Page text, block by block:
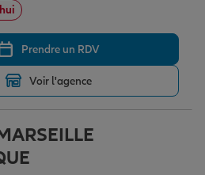
de la vie
Prendre un RDV
Voir l'agence